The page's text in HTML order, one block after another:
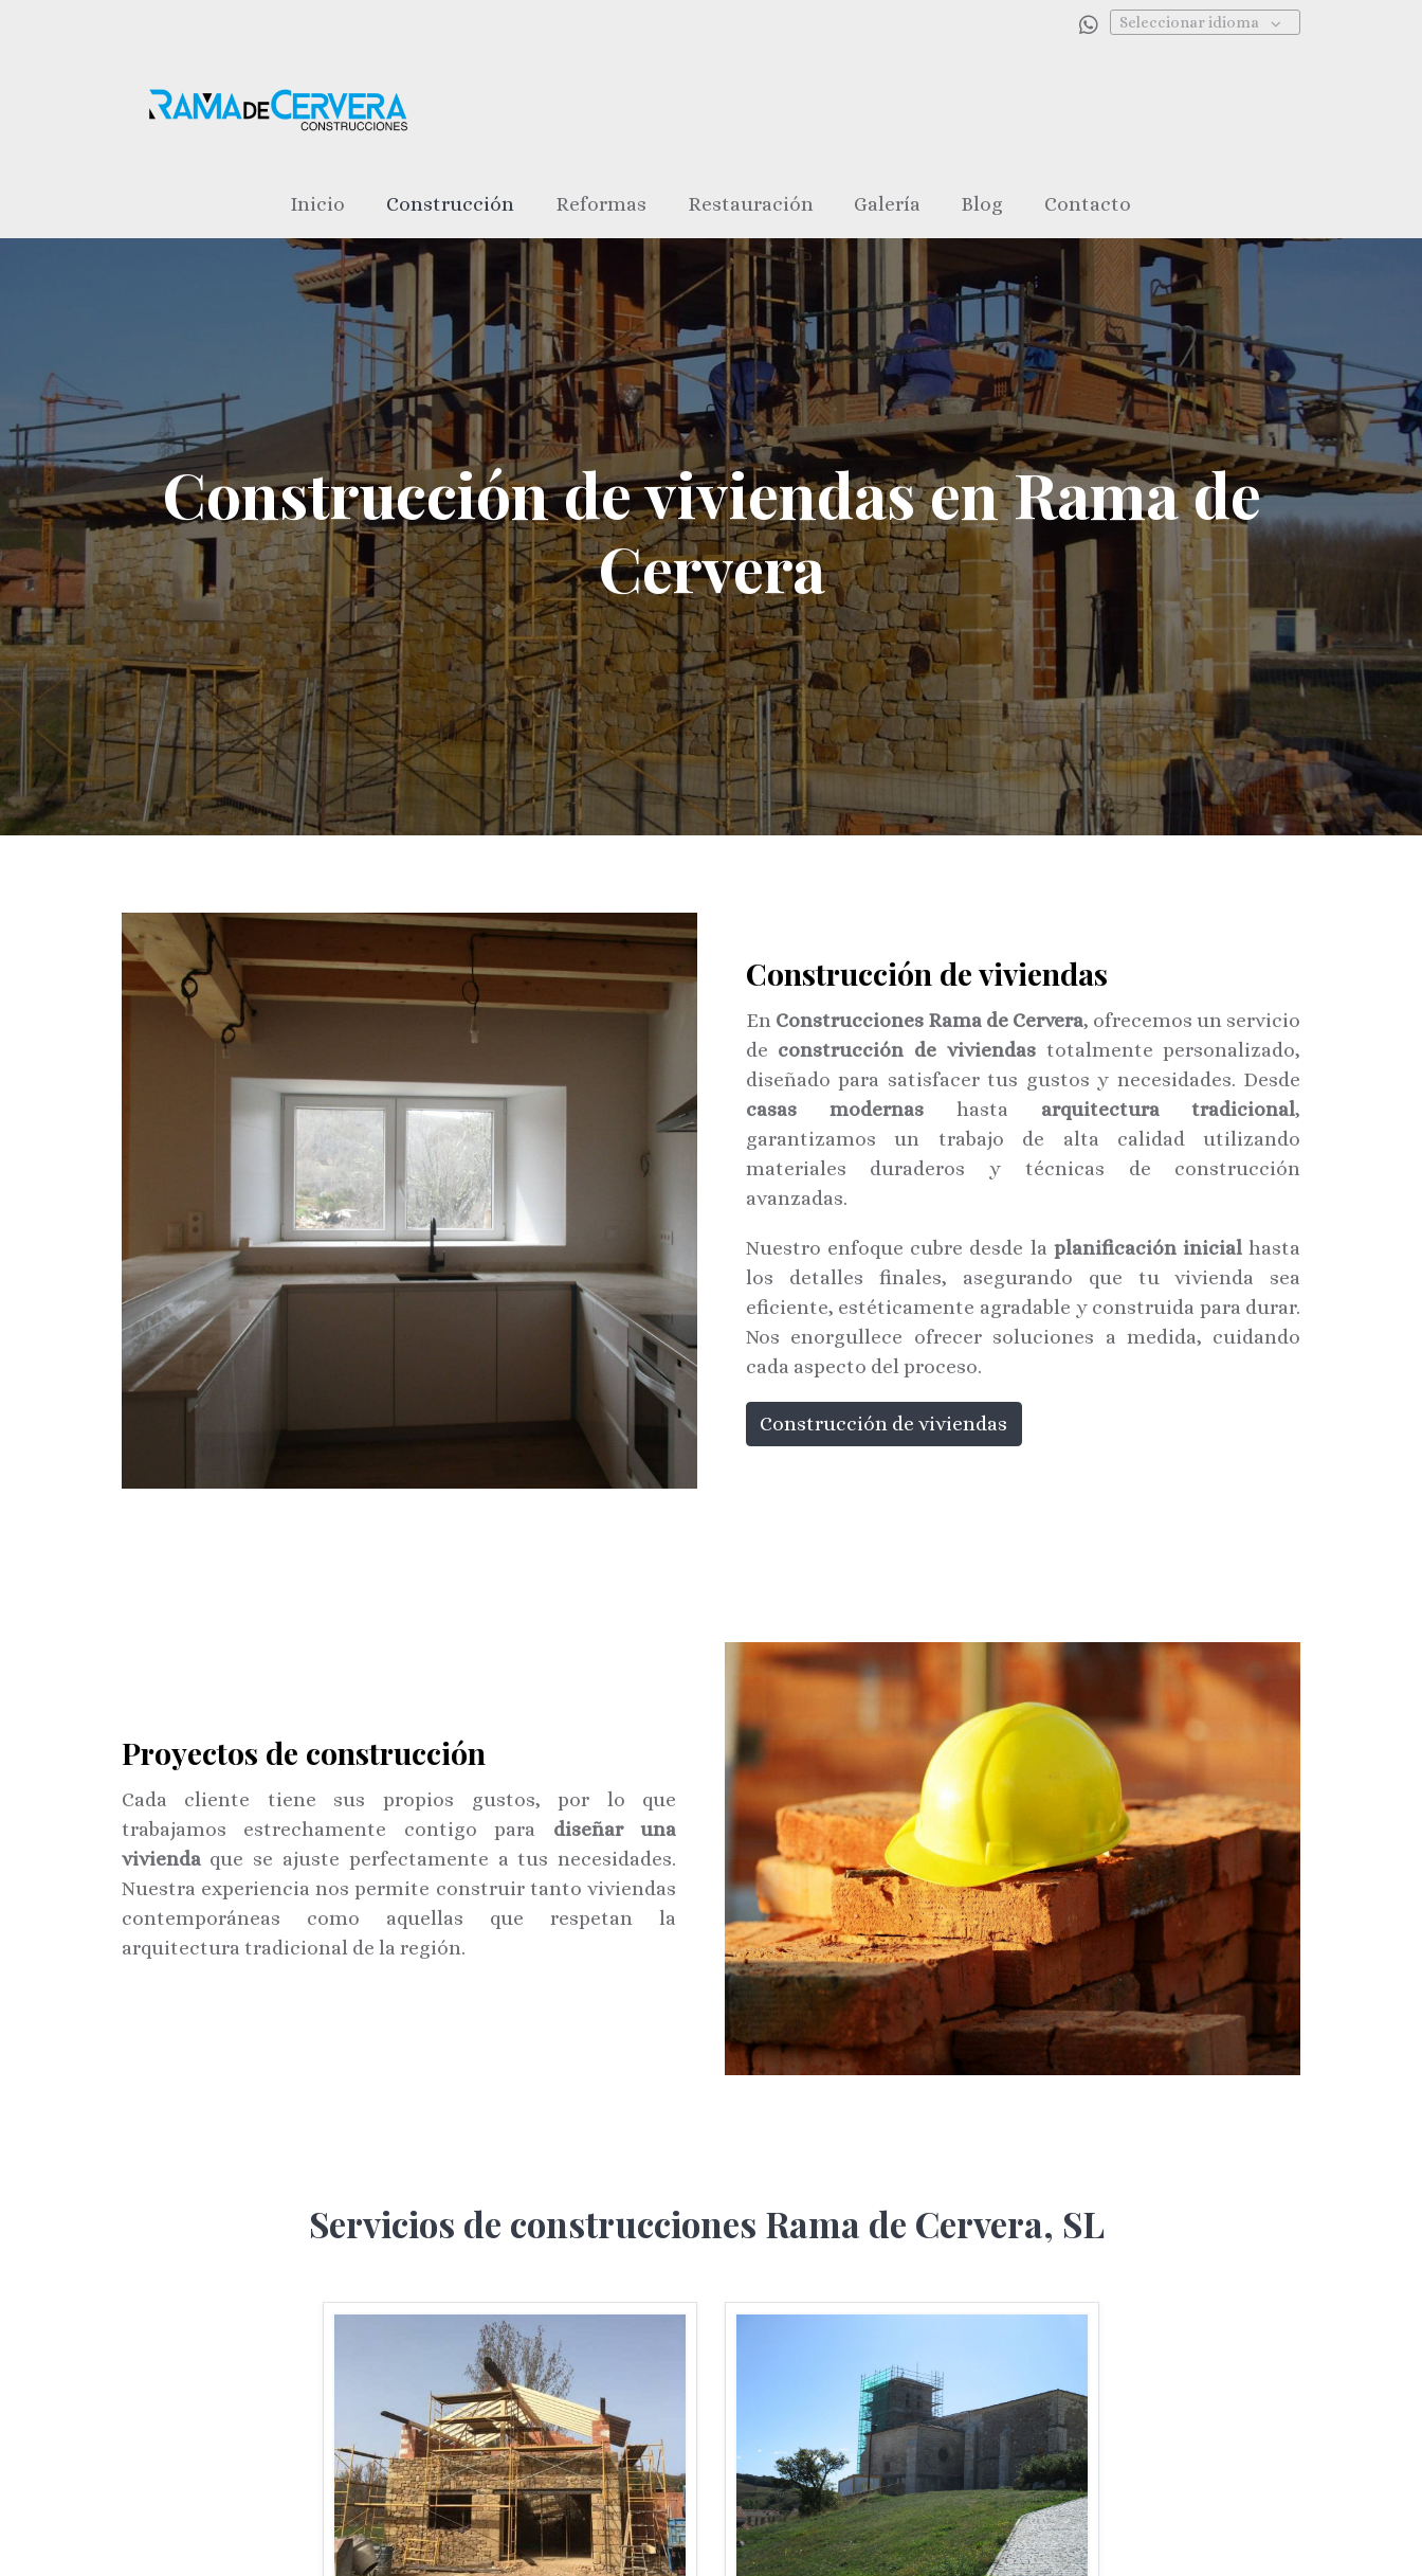
Seleccionar idioma
Inicio Construcción Reformas Restauración Galería Blog Contacto
Construcción de viviendas en Rama de
Cervera
Construcción de viviendas
En Construcciones Rama de Cervera, ofrecemos un servicio
de construcción de viviendas totalmente personalizado,
diseñado para satisfacer tus gustos y necesidades. Desde
casas modernashasta arquitectura tradicional,
garantizamos un trabajo de alta calidad utilizando
materiales duraderos y técnicas de construcción
avanzadas.
Nuestro enfoque cubre desde la planificación inicial hasta
los detalles finales, asegurando que tu vivienda sea
eficiente, estéticamente agradable y construida para durar.
Nos enorgullece ofrecer soluciones a medida, cuidando
cada aspecto del proceso.
Construcción de viviendas
Proyectos de construcción
Cada cliente tiene sus propios gustos, por lo que
trabajamos estrechamente contigo para diseñar una
vivienda que se ajuste perfectamente a tus necesidades.
Nuestra experiencia nos permite construir tanto viviendas
contemporáneas como aquellas que respetan la
arquitectura tradicional de la región.
Servicios de construcciones Rama de Cervera, SL